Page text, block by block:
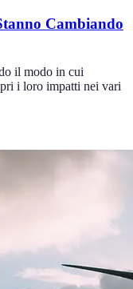
Cambiando
il modo in cui
i loro impatti nei vari